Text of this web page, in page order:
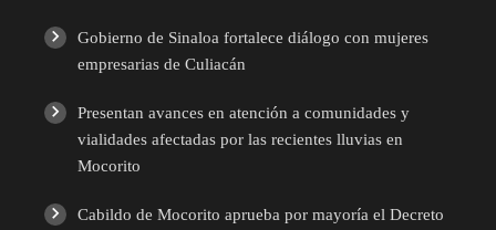
Gobierno de Sinaloa fortalece diálogo con mujeres
empresarias de Culiacán
Presentan avances en atención a comunidades y
vialidades afectadas por las recientes lluvias en
Mocorito
Cabildo de Mocorito aprueba por mayoría el Decreto